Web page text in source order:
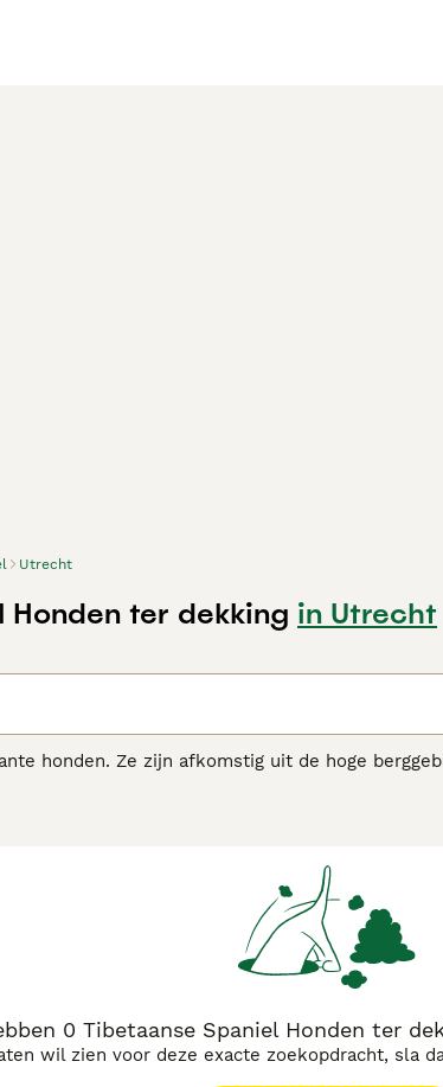
Utrecht
ter dekking in Utrecht
honden. Ze zijn afkomstig uit de hoge
0 Tibetaanse Spaniel Honden ter
wil zien voor deze exacte zoekopdracht, sla